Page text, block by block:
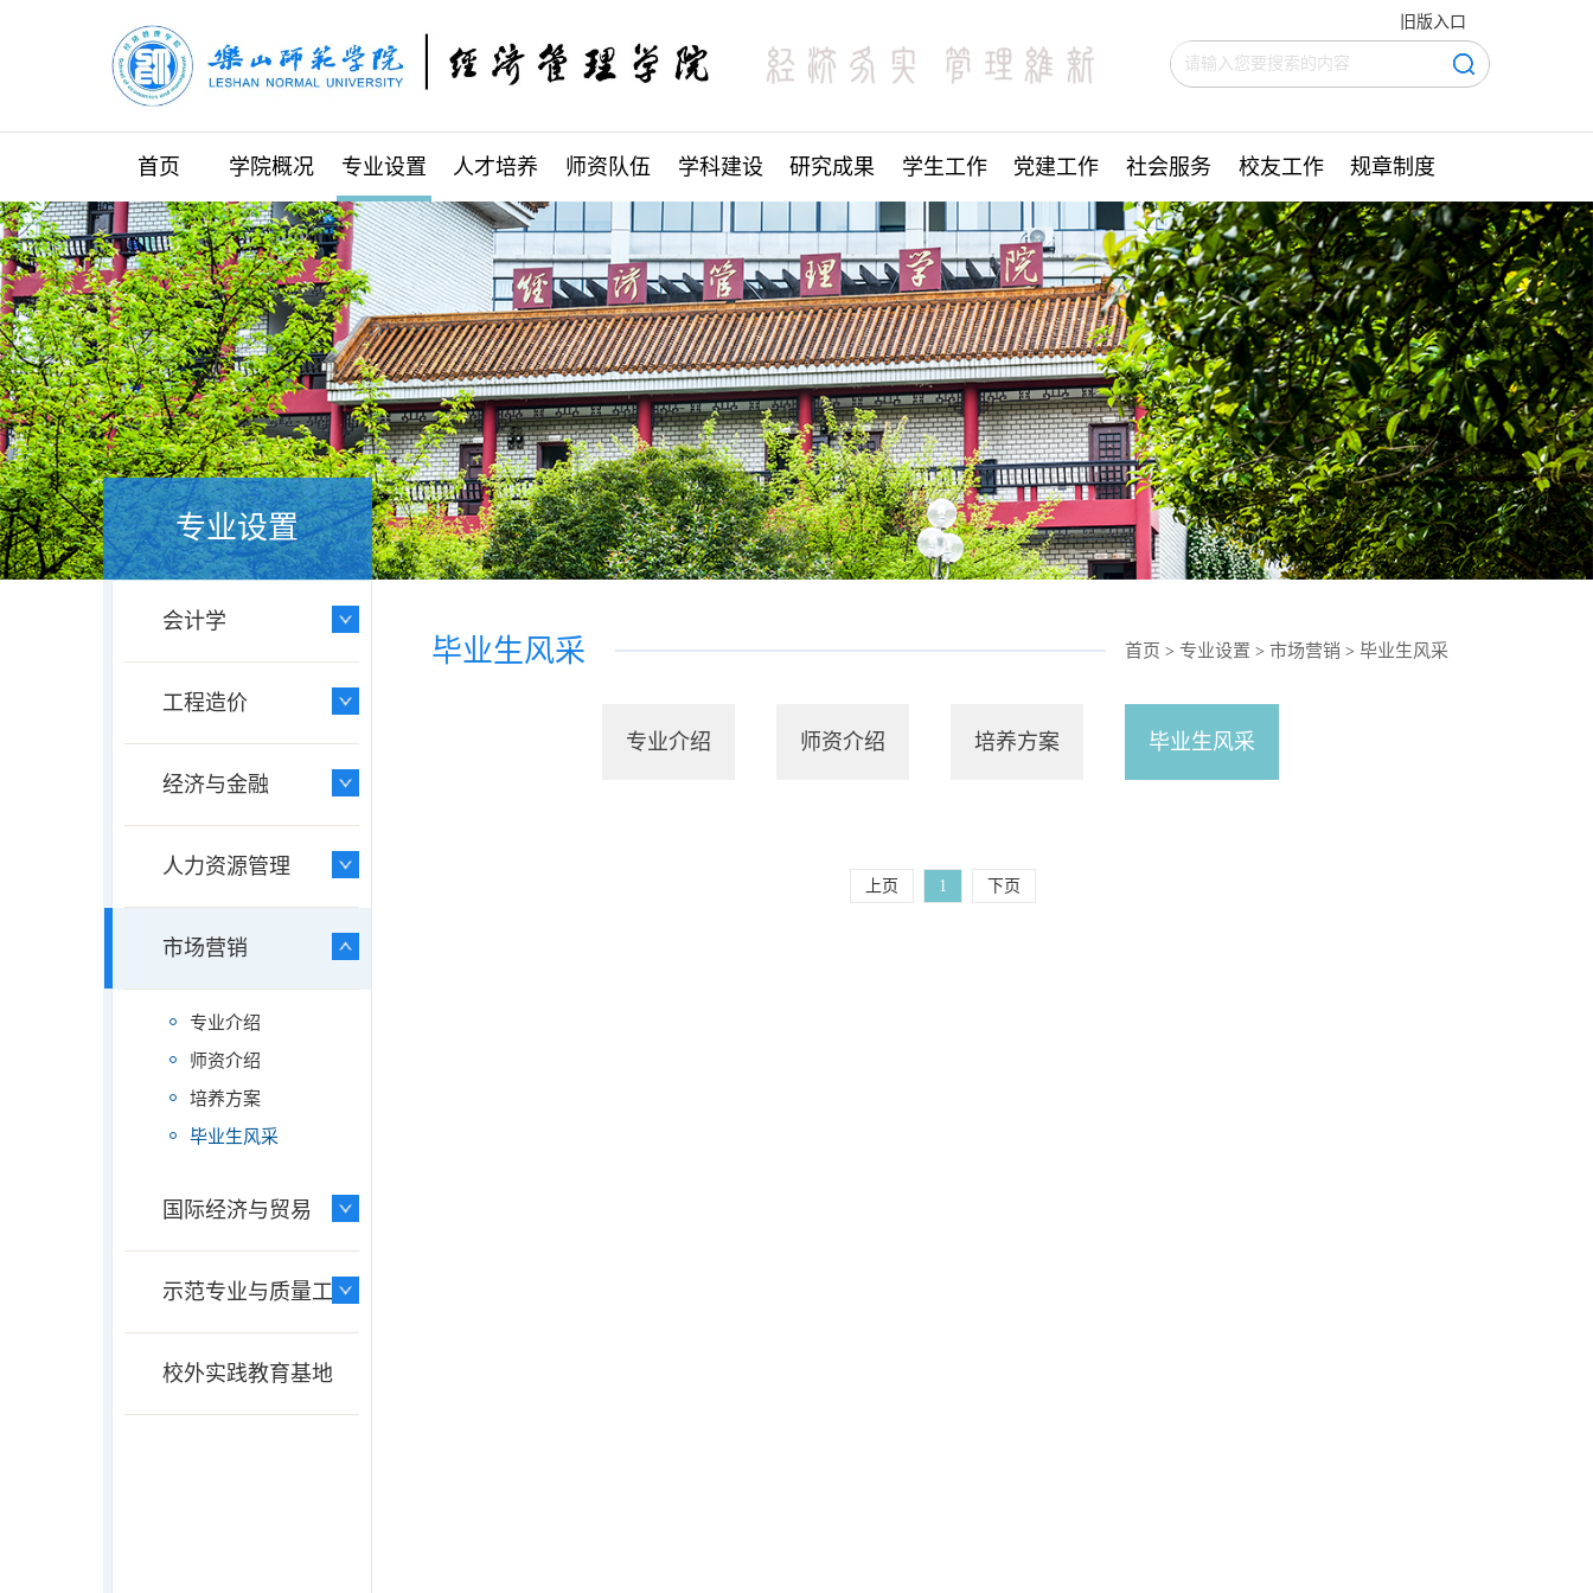
旧版入口
首页 学院概况 专业设置 人才培养 师资队伍 学科建设 研究成果 学生工作 党建工作 社会服务 校友工作 规章制度
专业设置
会计学
工程造价
经济与金融
人力资源管理
市场营销
专业介绍
师资介绍
培养方案
毕业生风采
国际经济与贸易
示范专业与质量工程
校外实践教育基地
首页 > 专业设置 > 市场营销 > 毕业生风采
毕业生风采
专业介绍 师资介绍 培养方案 毕业生风采
上页 1 下页